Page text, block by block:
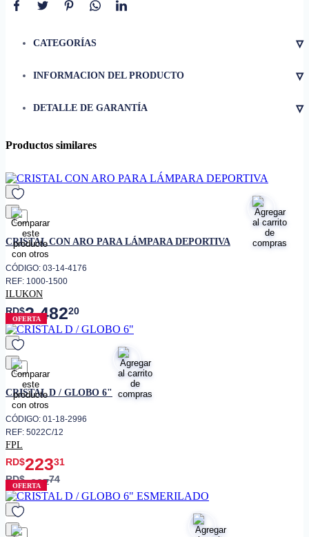
CATEGORÍAS ▿
INFORMACION DEL PRODUCTO ▿
• Compatibilidad
• Material
metálico
Protección del sistema óptico y
• Instalación
• Resistencia
Alta resistencia térmica y
• Uso
• Dimensiones
DETALLE DE GARANTÍA ▿
Productos similares
favorito
CRISTAL CON ARO PARA LÁMPARA DEPORTIVA
CÓDIGO: 03-14-4176
REF: 1000-1500
ILUKON
RD$2,48220
OFERTA
favorito
CRISTAL D / GLOBO 6"
CÓDIGO: 01-18-2996
REF: 5022C/12
FPL
RD$22331
RD$29774
OFERTA